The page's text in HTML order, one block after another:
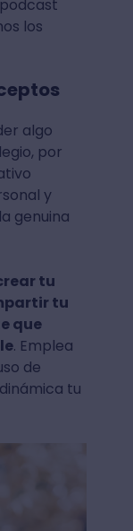
los
algo
por
y
genuina
tu
tu
que
. Emplea
de
tu